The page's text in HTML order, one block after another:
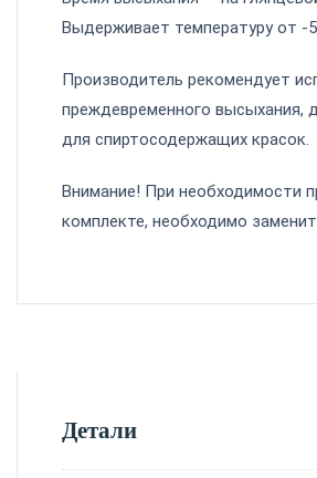
Выдерживает температуру от -
Производитель рекомендует
преждевременного высыхания,
для спиртосодержащих красок.
Внимание! При необходимости
комплекте, необходимо
Детали